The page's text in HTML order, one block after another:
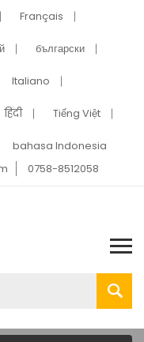
Français
български
Italiano
हिंदी Tiếng Việt
bahasa Indonesia
0758-8512058